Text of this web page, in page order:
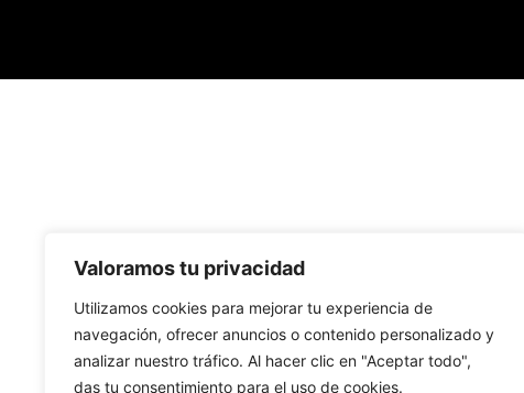
Valoramos tu privacidad
Utilizamos cookies para mejorar tu experiencia de
navegación, ofrecer anuncios o contenido personalizado y
analizar nuestro tráfico. Al hacer clic en "Aceptar todo",
das tu consentimiento para el uso de cookies.